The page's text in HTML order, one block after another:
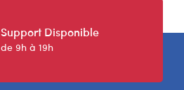
Support Disponible
de 9h à 19h